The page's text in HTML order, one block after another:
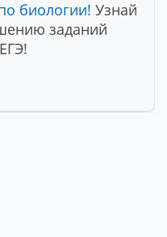
биологии! Узнай
заданий